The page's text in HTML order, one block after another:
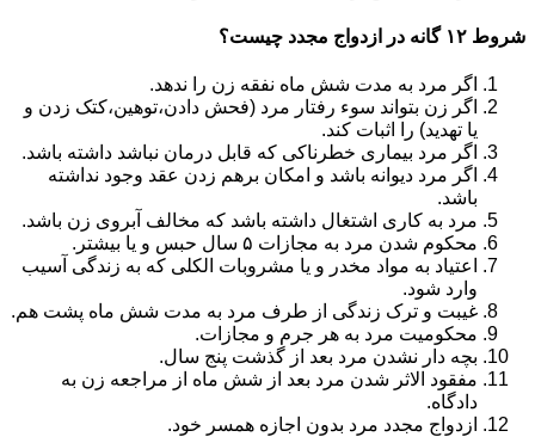
شروط ۱۲ گانه در ازدواج مجدد چیست؟
اگر مرد به مدت شش ماه نفقه زن را ندهد.
اگر زن بتواند سوء رفتار مرد (فحش دادن،توهین،کتک زدن و
یا تهدید) را اثبات کند.
اگر مرد بیماری خطرناکی که قابل درمان نباشد داشته باشد.
اگر مرد دیوانه باشد و امکان برهم زدن عقد وجود نداشته
باشد.
مرد به کاری اشتغال داشته باشد که مخالف آبروی زن باشد.
محکوم شدن مرد به مجازات ۵ سال حبس و یا بیشتر.
اعتیاد به مواد مخدر و یا مشروبات الکلی که به زندگی آسیب
وارد شود.
غیبت و ترک زندگی از طرف مرد به مدت شش ماه پشت هم.
محکومیت مرد به هر جرم و مجازات.
بچه دار نشدن مرد بعد از گذشت پنج سال.
مفقود الاثر شدن مرد بعد از شش ماه از مراجعه زن به
دادگاه.
ازدواج مجدد مرد بدون اجازه همسر خود.